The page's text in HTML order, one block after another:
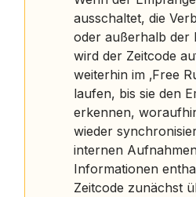
ausschaltet, die
oder außerhalb der
wird der Zeitcode
weiterhin im ‚Free
laufen, bis sie den
erkennen,
wieder
internen
Informationen
Zeitcode zunächst